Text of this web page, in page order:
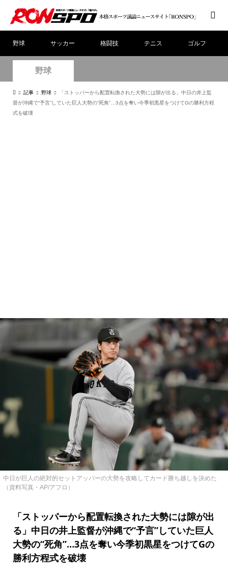
野球 サッカー 格闘技 テニス ゴルフ
野球
記事 野球
「ストッパーから配置転換された大勢には隙が出る」中日の井上監
督が沖縄で“予言”していた巨人大勢の“死角”…3点を奪い今季初黒星をつけてGの勝利方程
式を破壊
中日が巨人の絶対的セットアッパーの大勢を攻略してカード勝ち越しを決めた
（資料写真・AP/アフロ）
「ストッパーから配置転換された大勢には隙が出
る」中日の井上監督が沖縄で“予言”していた巨人
大勢の“死角”…3点を奪い今季初黒星をつけてGの
勝利方程式を破壊